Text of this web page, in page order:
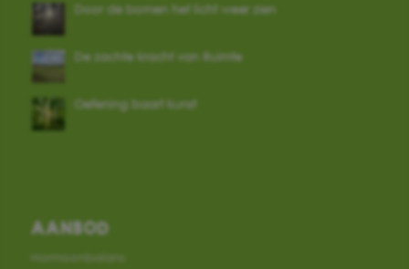
Door de bomen het licht weer zien
De zachte kracht van Ruimte
Oefening baart kunst
AANBOD
Hormoonbalans